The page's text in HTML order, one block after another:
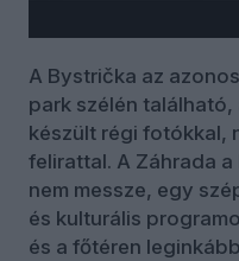
A Bystrička az
park szélén
készült régi fotókkal,
felirattal. A Záhrada
nem messze, egy
és kulturális
és a főtéren